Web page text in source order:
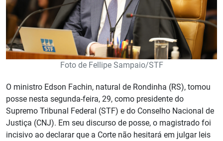
Foto de Fellipe Sampaio/STF
O ministro Edson Fachin, natural de Rondinha (RS), tomou
posse nesta segunda-feira, 29, como presidente do
Supremo Tribunal Federal (STF) e do Conselho Nacional de
Justiça (CNJ). Em seu discurso de posse, o magistrado foi
incisivo ao declarar que a Corte não hesitará em julgar leis